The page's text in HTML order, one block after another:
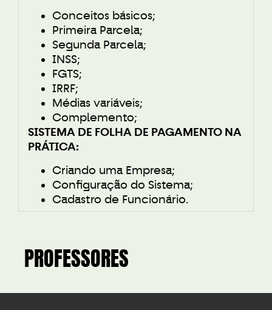
Conceitos básicos;
Primeira Parcela;
Segunda Parcela;
INSS;
FGTS;
IRRF;
Médias variáveis;
Complemento;
SISTEMA DE FOLHA DE PAGAMENTO NA
PRÁTICA:
Criando uma Empresa;
Configuração do Sistema;
Cadastro de Funcionário.
PROFESSORES